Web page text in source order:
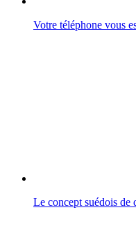
Votre téléphone vous
Le concept suédois